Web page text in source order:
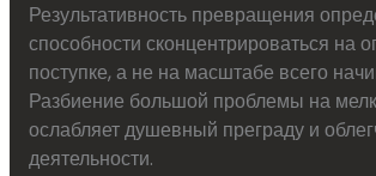
Результативность превращения
способности сконцентрироваться на
поступке, а не на масштабе всего
Разбиение большой проблемы на
ослабляет душевный преграду и
деятельности.